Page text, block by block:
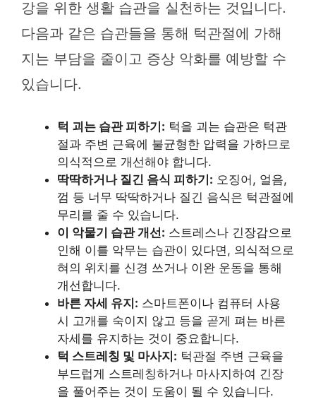
강을 위한 생활 습관을 실천하는 것입니다.
다음과 같은 습관들을 통해 턱관절에 가해
지는 부담을 줄이고 증상 악화를 예방할 수
있습니다.
턱 괴는 습관 피하기: 턱을 괴는 습관은 턱관
절과 주변 근육에 불균형한 압력을 가하므로
의식적으로 개선해야 합니다.
딱딱하거나 질긴 음식 피하기: 오징어, 얼음,
껌 등 너무 딱딱하거나 질긴 음식은 턱관절에
무리를 줄 수 있습니다.
이 악물기 습관 개선: 스트레스나 긴장감으로
인해 이를 악무는 습관이 있다면, 의식적으로
혀의 위치를 신경 쓰거나 이완 운동을 통해
개선합니다.
바른 자세 유지: 스마트폰이나 컴퓨터 사용
시 고개를 숙이지 않고 등을 곧게 펴는 바른
자세를 유지하는 것이 중요합니다.
턱 스트레칭 및 마사지: 턱관절 주변 근육을
부드럽게 스트레칭하거나 마사지하여 긴장
을 풀어주는 것이 도움이 될 수 있습니다.